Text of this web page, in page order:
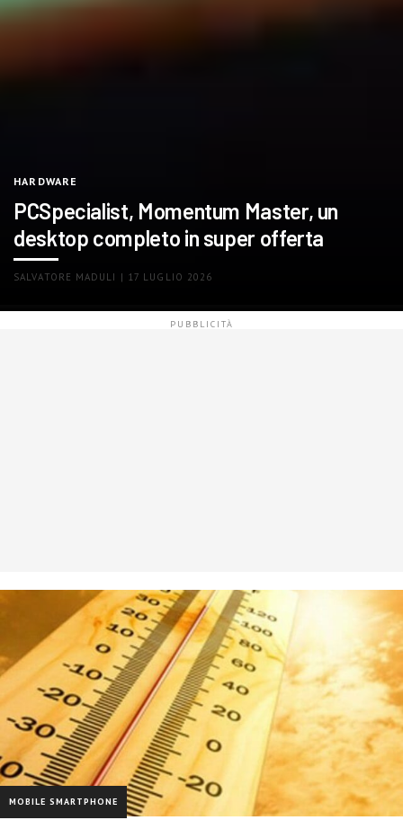
HARDWARE
PCSpecialist, Momentum Master, un
desktop completo in super offerta
SALVATORE MADULI | 17 LUGLIO 2026
MOBILE SMARTPHONE